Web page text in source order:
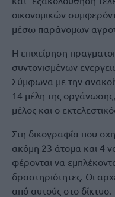
οικονομικών
μέσω παράνομων
Η επιχείρηση
συντονισμένων
Σύμφωνα με την
14 μέλη της
μέλος και ο
Στη δικογραφία που
ακόμη 23 άτομα και 4
φέρονται να
δραστηριότητες. Οι
από αυτούς στο δίκτυο.